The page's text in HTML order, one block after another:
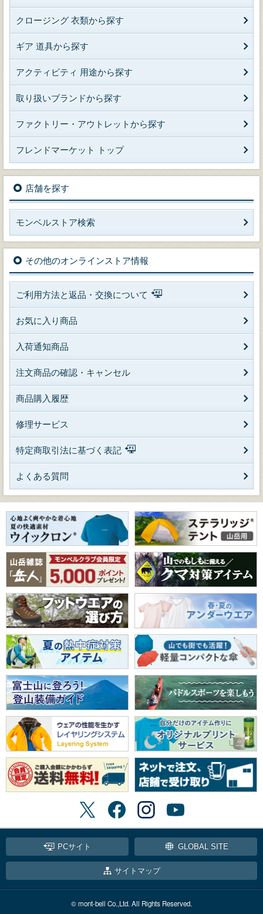
クロージング 衣類から探す
ギア 道具から探す
アクティビティ 用途から探す
取り扱いブランドから探す
ファクトリー・アウトレットから探す
フレンドマーケット トップ
店舗を探す
モンベルストア検索
その他のオンラインストア情報
ご利用方法と返品・交換について
お気に入り商品
入荷通知商品
注文商品の確認・キャンセル
商品購入履歴
修理サービス
特定商取引法に基づく表記
よくある質問
PCサイト GLOBAL SITE
サイトマップ
© mont-bell Co.,Ltd. All Rights Reserved.